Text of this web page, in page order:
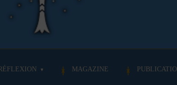
RÉFLEXION MAGAZINE